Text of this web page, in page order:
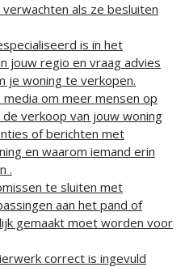
als ze besluiten
is in het
jouw regio en vraag advies
je woning te verkopen.
media om meer mensen op
verkoop van jouw woning
of berichten met
en waarom iemand erin
.
te sluiten met
aan het pand of
gemaakt moet worden voor
correct is ingevuld